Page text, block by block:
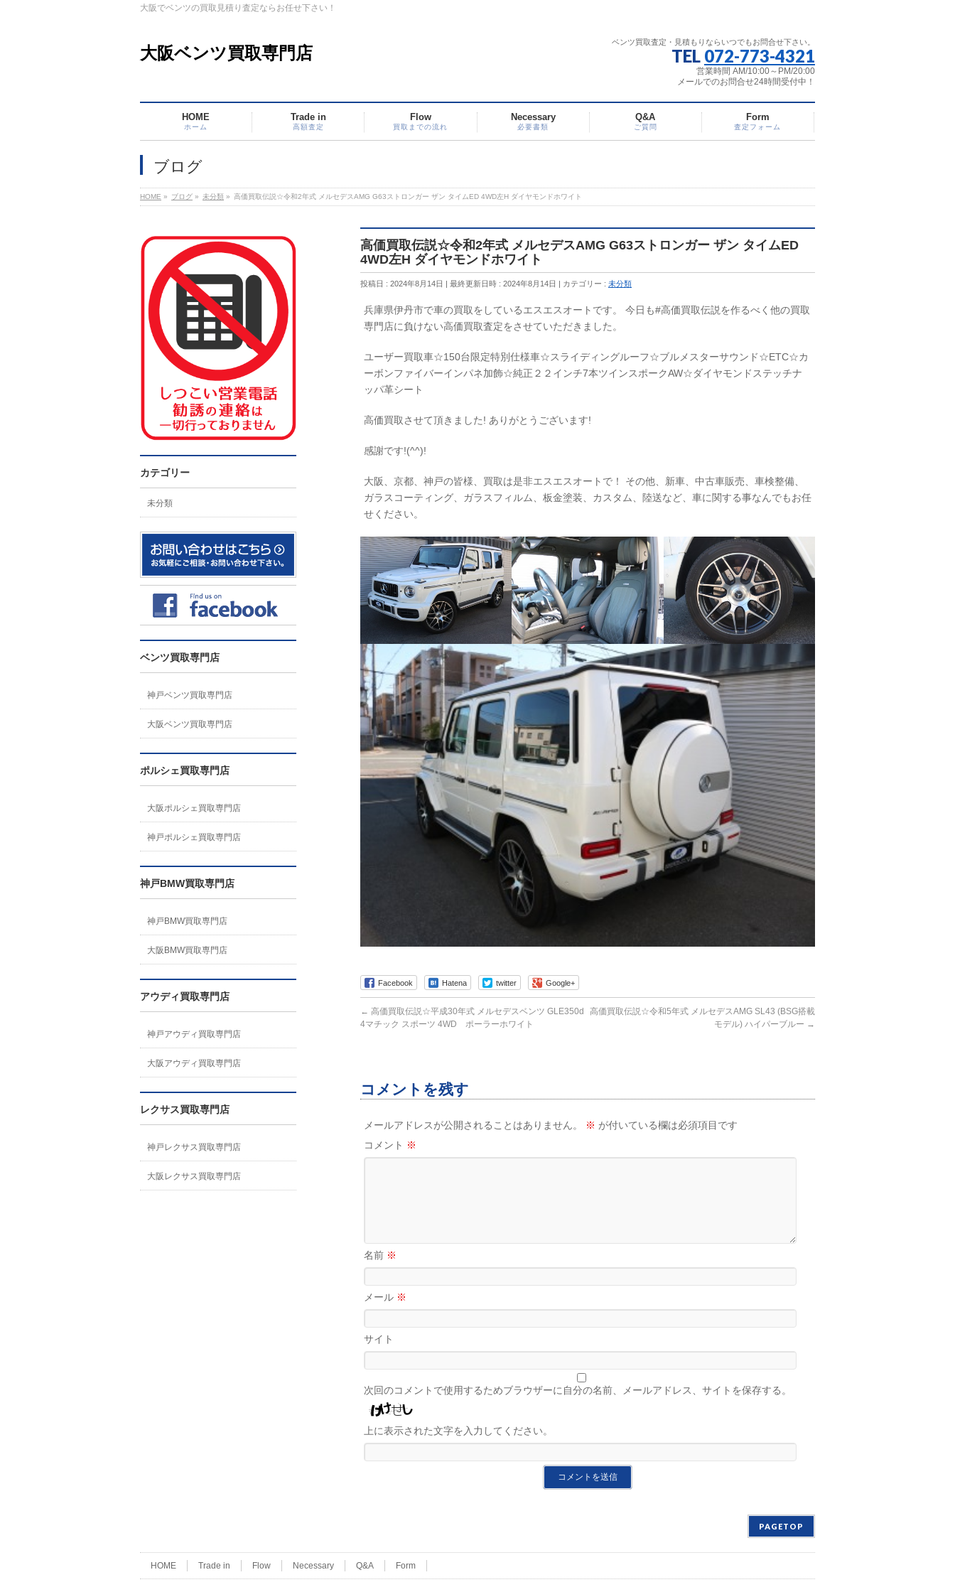
大阪でベンツの買取見積り査定ならお任せ下さい！
大阪ベンツ買取専門店
ベンツ買取査定・見積もりならいつでもお問合せ下さい。
TEL 072-773-4321
営業時間 AM/10:00～PM/20:00
メールでのお問合せ24時間受付中！
HOME
ホーム
Trade in
高額査定
Flow
買取までの流れ
Necessary
必要書類
Q&A
ご質問
Form
査定フォーム
ブログ
HOME » ブログ » 未分類 » 高価買取伝説☆令和2年式 メルセデスAMG G63ストロンガー ザン タイムED 4WD左H ダイヤモンドホワイト
高価買取伝説☆令和2年式 メルセデスAMG G63ストロンガー ザン タイムED
4WD左H ダイヤモンドホワイト
投稿日 : 2024年8月14日 最終更新日時 : 2024年8月14日 カテゴリー : 未分類
兵庫県伊丹市で車の買取をしているエスエスオートです。 今日も#高価買取伝説を作るべく他の買取
専門店に負けない高価買取査定をさせていただきました。
ユーザー買取車☆150台限定特別仕様車☆スライディングルーフ☆ブルメスターサウンド☆ETC☆カ
ーボンファイバーインパネ加飾☆純正２２インチ7本ツインスポークAW☆ダイヤモンドステッチナ
ッパ革シート
高価買取させて頂きました! ありがとうございます!
感謝です!(^^)!
大阪、京都、神戸の皆様、買取は是非エスエスオートで！ その他、新車、中古車販売、車検整備、
ガラスコーティング、ガラスフィルム、板金塗装、カスタム、陸送など、車に関する事なんでもお任
せください。
Facebook Hatena twitter Google+
← 高価買取伝説☆平成30年式 メルセデスベンツ GLE350d
4マチック スポーツ 4WD ポーラーホワイト
高価買取伝説☆令和5年式 メルセデスAMG SL43 (BSG搭載
モデル) ハイパーブルー →
コメントを残す
メールアドレスが公開されることはありません。 ※ が付いている欄は必須項目です
コメント ※
名前 ※
メール ※
サイト
次回のコメントで使用するためブラウザーに自分の名前、メールアドレス、サイトを保存する。
上に表示された文字を入力してください。
カテゴリー
未分類
ベンツ買取専門店
神戸ベンツ買取専門店
大阪ベンツ買取専門店
ポルシェ買取専門店
大阪ポルシェ買取専門店
神戸ポルシェ買取専門店
神戸BMW買取専門店
神戸BMW買取専門店
大阪BMW買取専門店
アウディ買取専門店
神戸アウディ買取専門店
大阪アウディ買取専門店
レクサス買取専門店
神戸レクサス買取専門店
大阪レクサス買取専門店
PAGETOP
HOME Trade in Flow Necessary Q&A Form